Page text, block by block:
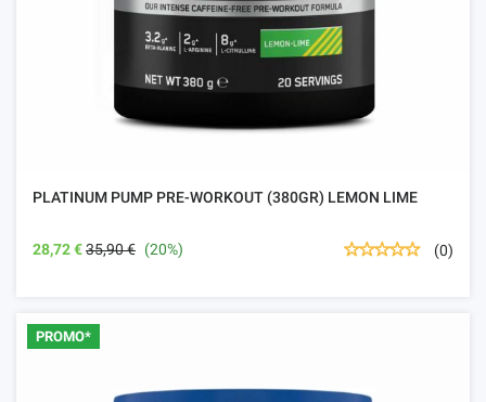
PLATINUM PUMP PRE-WORKOUT (380GR) LEMON LIME
28,72 €35,90 € (20%) (0)
PROMO*